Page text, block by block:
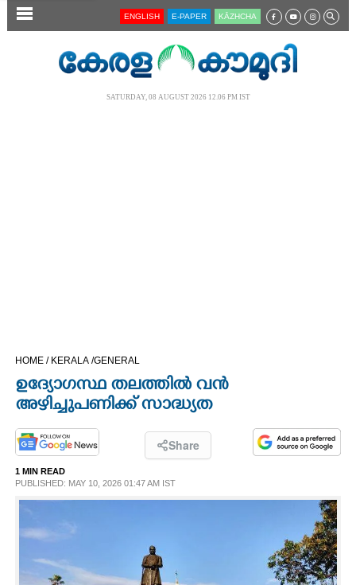
SECTIONS
OPINION
ENGLISH E-PAPER KĀZHCHA
SATURDAY, 08 AUGUST 2026 12.06 PM IST
HOME / KERALA /GENERAL
ഉദ്യോഗസ്ഥ തലത്തിൽ വൻ
അഴിച്ചുപണിക്ക് സാദ്ധ്യത
Share
1 MIN READ
PUBLISHED: MAY 10, 2026 01:47 AM IST